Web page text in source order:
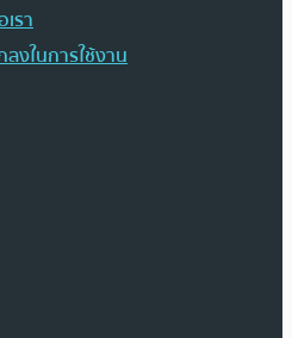
รา
งในการใช้งาน